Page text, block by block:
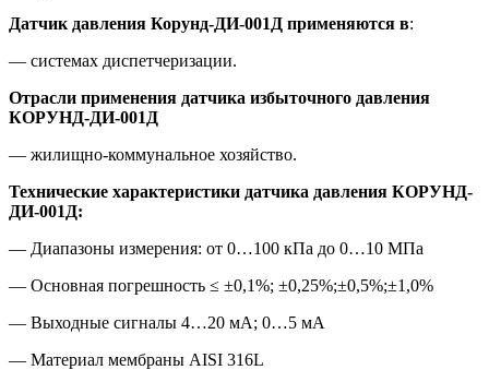
Датчик давления Корунд-ДИ-001Д применяются в:
— системах диспетчеризации.
Отрасли применения датчика избыточного давления
КОРУНД-ДИ-001Д
— жилищно-коммунальное хозяйство.
Технические характеристики датчика давления КОРУНД-
ДИ-001Д:
— Диапазоны измерения: от 0…100 кПа до 0…10 МПа
— Основная погрешность ≤ ±0,1%; ±0,25%;±0,5%;±1,0%
— Выходные сигналы 4…20 мА; 0…5 мА
— Материал мембраны AISI 316L